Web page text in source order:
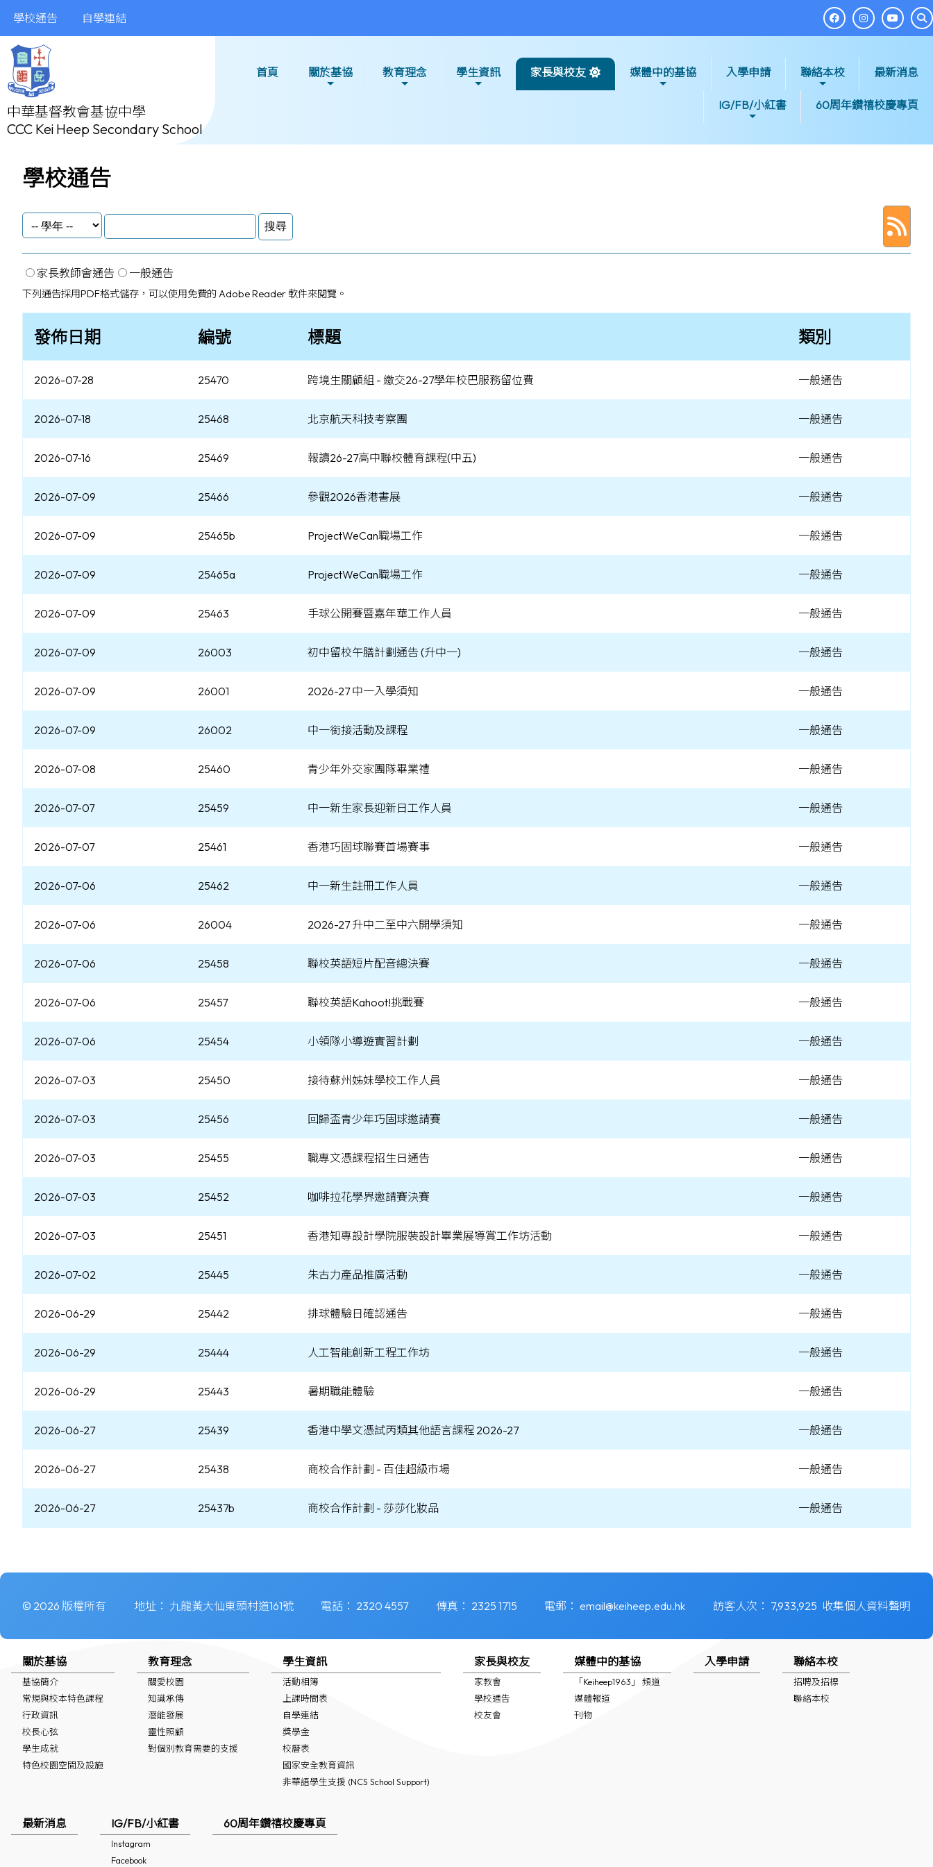
學校通告 自學連結
中華基督教會基協中學
CCC Kei Heep Secondary School
首頁 關於基協 教育理念 學生資訊 家長與校友 媒體中的基協 入學申請 聯絡本校 最新消息
IG/FB/小紅書 60周年鑽禧校慶專頁
學校通告
家長教師會通告 一般通告
下列通告採用PDF格式儲存，可以使用免費的Adobe Reader 軟件來閱覽。
發佈日期 編號 標題 類別
2026-07-28 25470 跨境生關顧組 - 繳交26-27學年校巴服務留位費 一般通告
2026-07-18 25468 北京航天科技考察團 一般通告
2026-07-16 25469 報讀26-27高中聯校體育課程(中五) 一般通告
2026-07-09 25466 參觀2026香港書展 一般通告
2026-07-09 25465b ProjectWeCan職場工作 一般通告
2026-07-09 25465a ProjectWeCan職場工作 一般通告
2026-07-09 25463 手球公開賽暨嘉年華工作人員 一般通告
2026-07-09 26003 初中留校午膳計劃通告 (升中一) 一般通告
2026-07-09 26001 2026-27 中一入學須知 一般通告
2026-07-09 26002 中一銜接活動及課程 一般通告
2026-07-08 25460 青少年外交家團隊畢業禮 一般通告
2026-07-07 25459 中一新生家長迎新日工作人員 一般通告
2026-07-07 25461 香港巧固球聯賽首場賽事 一般通告
2026-07-06 25462 中一新生註冊工作人員 一般通告
2026-07-06 26004 2026-27 升中二至中六開學須知 一般通告
2026-07-06 25458 聯校英語短片配音總決賽 一般通告
2026-07-06 25457 聯校英語Kahoot!挑戰賽 一般通告
2026-07-06 25454 小領隊小導遊實習計劃 一般通告
2026-07-03 25450 接待蘇州姊妹學校工作人員 一般通告
2026-07-03 25456 回歸盃青少年巧固球邀請賽 一般通告
2026-07-03 25455 職專文憑課程招生日通告 一般通告
2026-07-03 25452 咖啡拉花學界邀請賽決賽 一般通告
2026-07-03 25451 香港知專設計學院服裝設計畢業展導賞工作坊活動 一般通告
2026-07-02 25445 朱古力產品推廣活動 一般通告
2026-06-29 25442 排球體驗日確認通告 一般通告
2026-06-29 25444 人工智能創新工程工作坊 一般通告
2026-06-29 25443 暑期職能體驗 一般通告
2026-06-27 25439 香港中學文憑試丙類其他語言課程 2026-27 一般通告
2026-06-27 25438 商校合作計劃 - 百佳超級市場 一般通告
2026-06-27 25437b 商校合作計劃 - 莎莎化妝品 一般通告
© 2026 版權所有 地址： 九龍黃大仙東頭村道161號 電話： 2320 4557 傳真： 2325 1715 電郵： email@keiheep.edu.hk 訪客人次： 7,933,925 收集個人資料聲明
關於基協
基協簡介
常規與校本特色課程
行政資訊
校長心弦
學生成就
特色校園空間及設施
教育理念
關愛校園
知識承傳
潛能發展
靈性照顧
對個別教育需要的支援
學生資訊
活動相簿
上課時間表
自學連結
獎學金
校曆表
國家安全教育資訊
非華語學生支援 (NCS School Support)
家長與校友
家教會
學校通告
校友會
媒體中的基協
「Keiheep1963」 頻道
媒體報道
刊物
入學申請 聯絡本校
招聘及招標
聯絡本校
最新消息 IG/FB/小紅書
Instagram
Facebook
60周年鑽禧校慶專頁